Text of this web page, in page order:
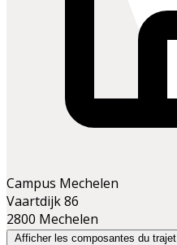
Campus Mechelen
Vaartdijk 86
2800 Mechelen
Afficher les composantes du trajet